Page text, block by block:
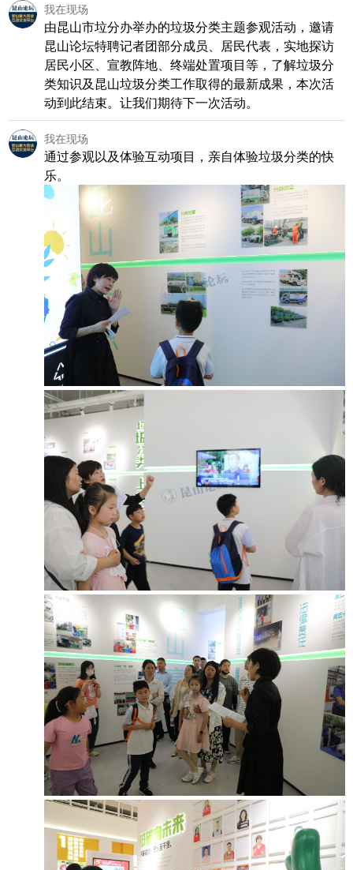
我在现场
由昆山市垃分办举办的垃圾分类主题参观活动，邀请
昆山论坛特聘记者团部分成员、居民代表，实地探访
居民小区、宣教阵地、终端处置项目等，了解垃圾分
类知识及昆山垃圾分类工作取得的最新成果，本次活
动到此结束。让我们期待下一次活动。
我在现场
通过参观以及体验互动项目，亲自体验垃圾分类的快
乐。